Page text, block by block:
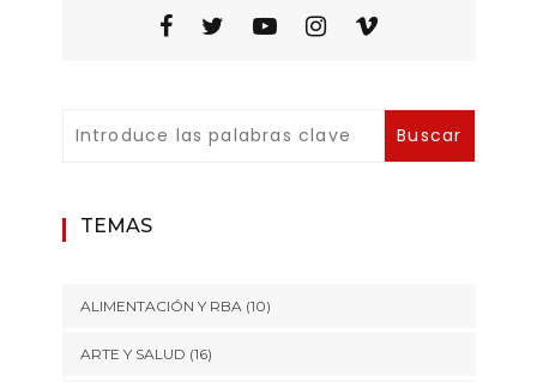
TEMAS
ALIMENTACIÓN Y RBA(10)
ARTE Y SALUD (16)